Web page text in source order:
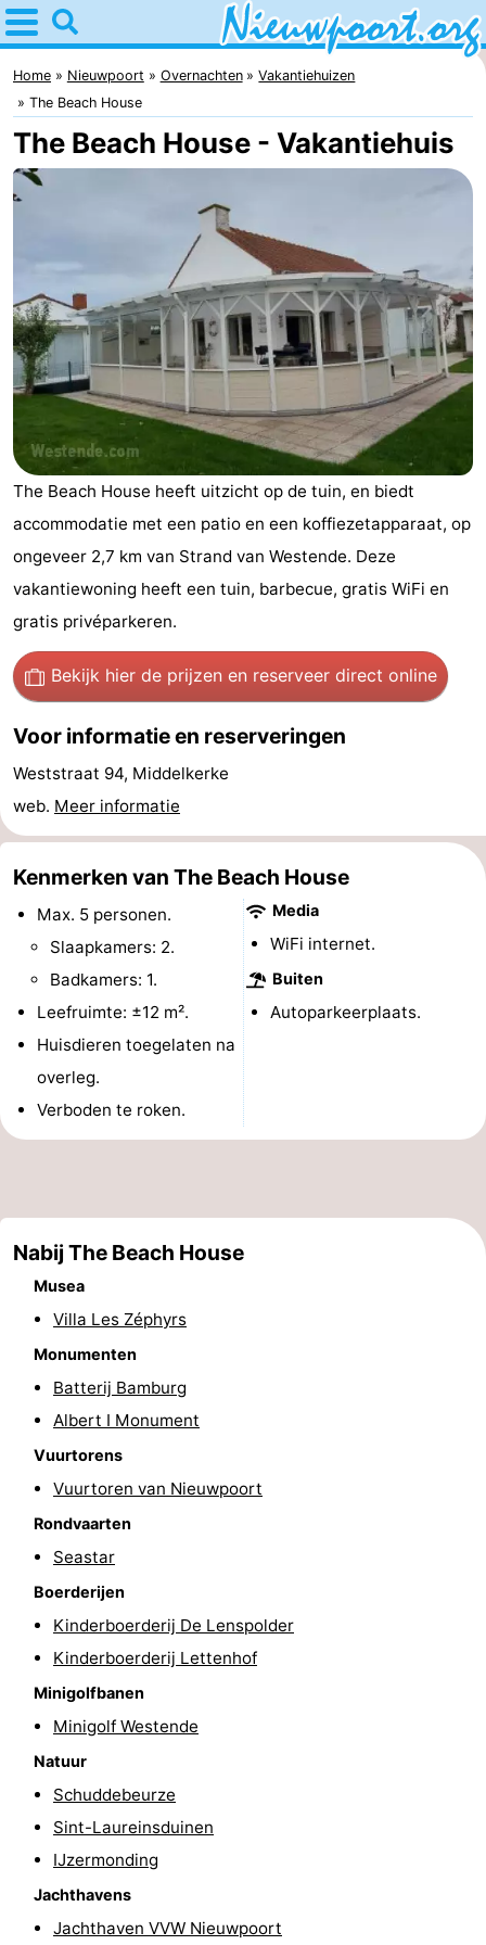
Home
Nieuwpoort
Tips
Voor
Appartementen
-
Holiday
Nieuwpoort
-
Suites
(&
breakfasts)
Campings
Vakantiehuizen
Nieuwpoort
-
Oostduinkerke
zee
minutes
Strand
doen
Bezienswaardigheden
Musea
Monumenten
-
Uitkijkpunten
Attracties
Speeltuinen
-
Binnenspeeltuinen
Minigolfbanen
Wellness
centra
Dorpen
Steden
Sporten
Zwembaden
Fietsen
Wandelen
Paardrijden
Golfbanen
Surfen
Eten
drinken
Evenementen
Home Nieuwpoort Overnachten
Vakantiehuizen
The Beach House
The Beach House - Vakantiehuis
The Beach House heeft uitzicht op de tuin, en biedt
accommodatie met een patio en een koffiezetapparaat, op
ongeveer 2,7 km van Strand van Westende. Deze
vakantiewoning heeft een tuin, barbecue, gratis WiFi en
gratis privéparkeren.
Bekijk hier de prijzen en reserveer direct online
Voor informatie en reserveringen
Weststraat 94, Middelkerke
web. Meer informatie
Kenmerken van The Beach House
Max. 5 personen.
Slaapkamers: 2.
Badkamers: 1.
Leefruimte: ±12 m².
Huisdieren toegelaten na
overleg.
Verboden te roken.
Media
WiFi internet.
Buiten
Autoparkeerplaats.
Nabij The Beach House
Musea
Villa Les Zéphyrs
Monumenten
Batterij Bamburg
Albert I Monument
Vuurtorens
Vuurtoren van Nieuwpoort
Rondvaarten
Seastar
Boerderijen
Kinderboerderij De Lenspolder
Kinderboerderij Lettenhof
Minigolfbanen
Minigolf Westende
Natuur
Schuddebeurze
Sint-Laureinsduinen
IJzermonding
Jachthavens
Jachthaven VVW Nieuwpoort